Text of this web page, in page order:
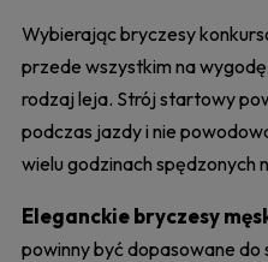
Wybierając bryczesy
przede wszystkim na
rodzaj leja. Strój startowy
podczas jazdy i nie
wielu godzinach spędzonych
Eleganckie bryczesy
powinny być dopasowane